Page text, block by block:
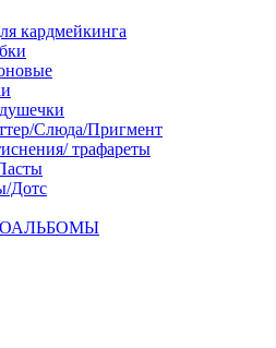
кардмейкинга
Слюда/Пригмент
трафареты
Дотс